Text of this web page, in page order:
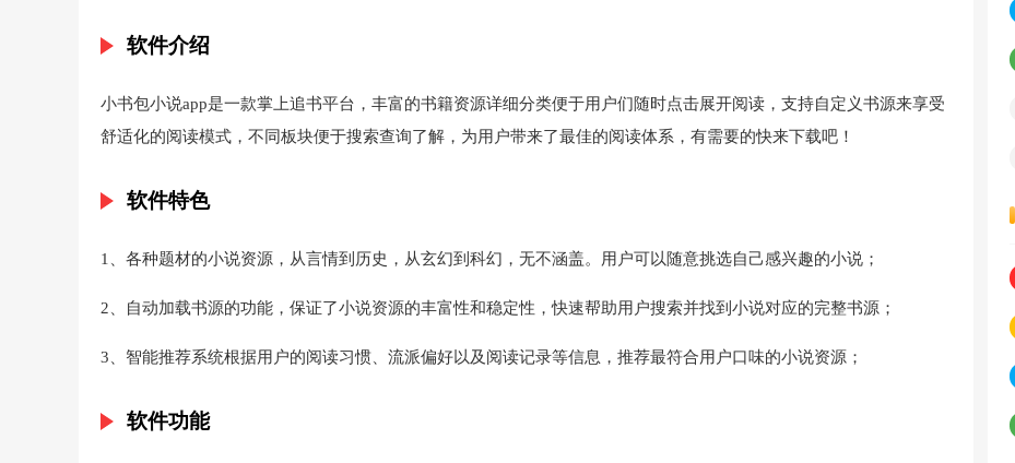
软件介绍
小书包小说app是一款掌上追书平台，丰富的书籍资源详细分类便于用户们随时点击展开阅读，支持自定义书源来享受
舒适化的阅读模式，不同板块便于搜索查询了解，为用户带来了最佳的阅读体系，有需要的快来下载吧！
软件特色
1、各种题材的小说资源，从言情到历史，从玄幻到科幻，无不涵盖。用户可以随意挑选自己感兴趣的小说；
2、自动加载书源的功能，保证了小说资源的丰富性和稳定性，快速帮助用户搜索并找到小说对应的完整书源；
3、智能推荐系统根据用户的阅读习惯、流派偏好以及阅读记录等信息，推荐最符合用户口味的小说资源；
软件功能